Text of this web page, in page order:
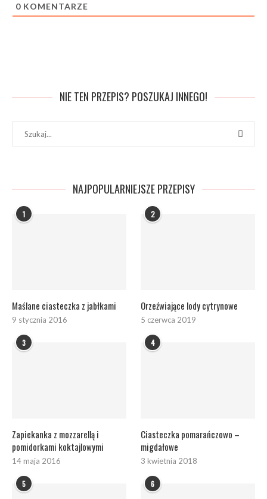
0 KOMENTARZE
NIE TEN PRZEPIS? POSZUKAJ INNEGO!
NAJPOPULARNIEJSZE PRZEPISY
1
Maślane ciasteczka z jabłkami
9 stycznia 2016
2
Orzeźwiające lody cytrynowe
5 czerwca 2019
3
Zapiekanka z mozzarellą i
pomidorkami koktajlowymi
14 maja 2016
4
Ciasteczka pomarańczowo –
migdałowe
3 kwietnia 2018
5 6